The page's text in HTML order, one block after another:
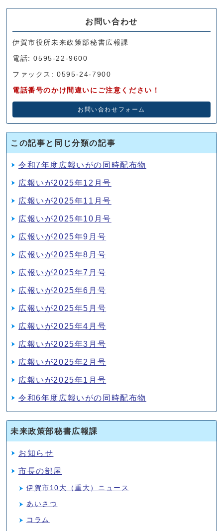
お問い合わせ
伊賀市役所未来政策部秘書広報課
電話: 0595-22-9600
ファックス: 0595-24-7900
電話番号のかけ間違いにご注意ください！
お問い合わせフォーム
この記事と同じ分類の記事
令和7年度広報いがの同時配布物
広報いが2025年12月号
広報いが2025年11月号
広報いが2025年10月号
広報いが2025年9月号
広報いが2025年8月号
広報いが2025年7月号
広報いが2025年6月号
広報いが2025年5月号
広報いが2025年4月号
広報いが2025年3月号
広報いが2025年2月号
広報いが2025年1月号
令和6年度広報いがの同時配布物
未来政策部秘書広報課
お知らせ
市長の部屋
伊賀市10大（重大）ニュース
あいさつ
コラム